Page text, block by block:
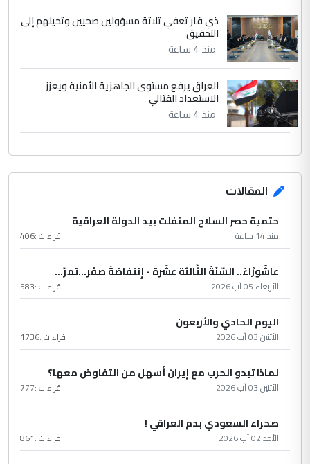
ذي قار تعفي ثلاثة مسؤولين صحيين وتحيلهم إلى
التحقيق
منذ 4 ساعة
العراق يرفع مستوى الجاهزية الأمنية ويعزز
الاستعداد القتالي
منذ 4 ساعة
المقالات
حتمية حصر السلاح المنفلت بيد الدولة العراقية
منذ 14 ساعة قراءات :406
عاشُورْاءُ.. السّنَةُ الثّالثةَ عشَرَة - إِنتفاضةُ صفَر…تمرّ...
الأربعاء 05 آب 2026 قراءات :583
اليوم الحادي والأربعون
الأثنين 03 آب 2026 قراءات :1736
لماذا تبدو الحرب مع إيران أسهل من التفاوض معها؟
الأثنين 03 آب 2026 قراءات :777
صحراء السعودي بدم العراقي !
الأحد 02 آب 2026 قراءات :861